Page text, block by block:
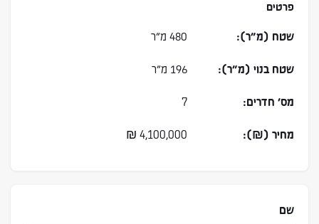
פרטים
שטח (מ״ר): 480 מ״ר
שטח בנוי (מ״ר): 196 מ״ר
מס׳ חדרים: 7
מחיר (₪): 4,100,000
₪
שם